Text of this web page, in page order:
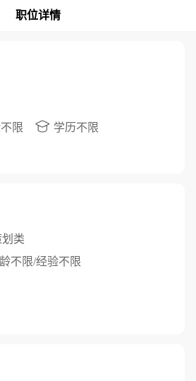
职位详情
限 学历不限
类
不限/经验不限